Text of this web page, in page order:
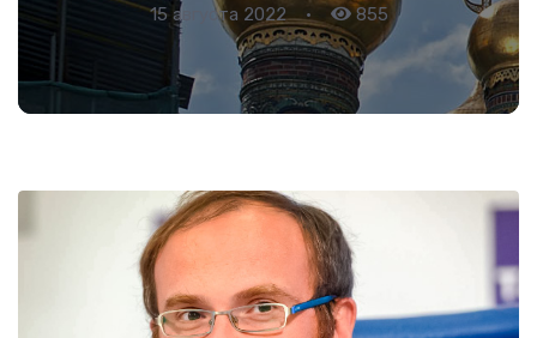
15 августа 2022 • 855